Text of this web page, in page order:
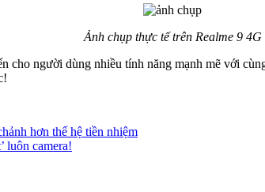
Ảnh chụp thực tế trên Realme 9 4G
cho người dùng nhiều tính năng mạnh mẽ với
hơn thế hệ tiền nhiệm
luôn camera!